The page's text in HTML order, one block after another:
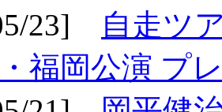
23]
自走ツ
福岡公演 プ